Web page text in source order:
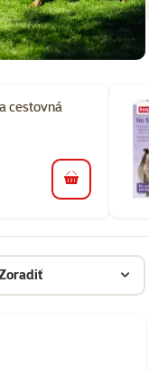
cestovná
do košíka